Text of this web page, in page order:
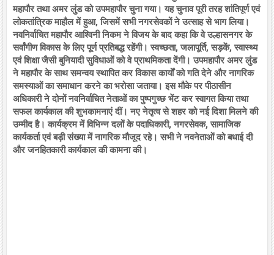
महापौर तथा अमर लुंड को उपमहापौर चुना गया। यह चुनाव पूरी तरह शांतिपूर्ण एवं
लोकतांत्रिक माहौल में हुआ, जिसमें सभी नगरसेवकों ने उत्साह से भाग लिया।
नवनिर्वाचित महापौर आश्विनी निकम ने विजय के बाद कहा कि वे उल्हासनगर के
सर्वांगीण विकास के लिए पूर्ण प्रतिबद्ध रहेंगी। स्वच्छता, जलापूर्ति, सड़कें, स्वास्थ्य
एवं शिक्षा जैसी बुनियादी सुविधाओं को वे प्राथमिकता देंगी। उपमहापौर अमर लुंड
ने महापौर के साथ समन्वय स्थापित कर विकास कार्यों को गति देने और नागरिक
समस्याओं का समाधान करने का भरोसा जताया। इस मौके पर पीठासीन
अधिकारी ने दोनों नवनिर्वाचित नेताओं का पुष्पगुच्छ भेंट कर स्वागत किया तथा
सफल कार्यकाल की शुभकामनाएं दीं। नए नेतृत्व से शहर को नई दिशा मिलने की
उम्मीद है। कार्यक्रम में विभिन्न दलों के पदाधिकारी, नगरसेवक, सामाजिक
कार्यकर्ता एवं बड़ी संख्या में नागरिक मौजूद रहे। सभी ने नवनेताओं को बधाई दी
और जनहितकारी कार्यकाल की कामना की।